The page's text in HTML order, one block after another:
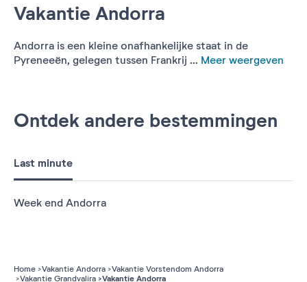
Vakantie Andorra
Andorra is een kleine onafhankelijke staat in de
Pyreneeën, gelegen tussen Frankrij ... Meer weergeven
Ontdek andere bestemmingen
Last minute
Week end Andorra
Home Vakantie Andorra
Vakantie Vorstendom Andorra
Vakantie Grandvalira
Vakantie Andorra